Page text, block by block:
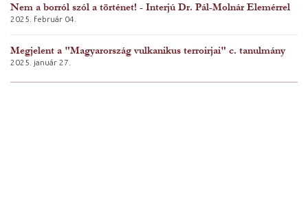
Nem a borról szól a történet! - Interjú Dr. Pál-Molnár Elemérrel
2025. február 04.
Megjelent a "Magyarország vulkanikus terroirjai" c. tanulmány
2025. január 27.